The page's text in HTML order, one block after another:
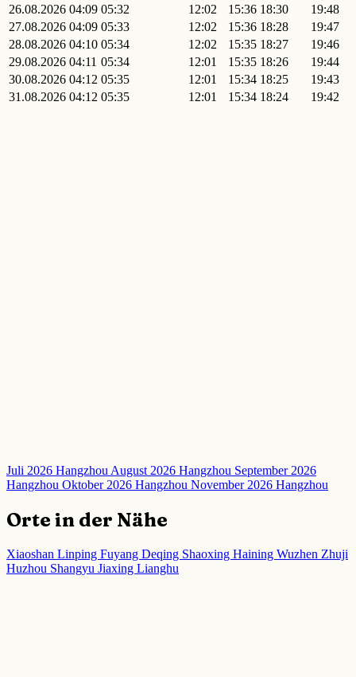
26.08.2026 04:09 05:32 12:02 15:36 18:30
19:48
27.08.2026 04:09 05:33 12:02 15:36 18:28
19:47
28.08.2026 04:10 05:34 12:02 15:35 18:27
19:46
29.08.2026 04:11 05:34 12:01 15:35 18:26
19:44
30.08.2026 04:12 05:35 12:01 15:34 18:25
19:43
31.08.2026 04:12 05:35 12:01 15:34 18:24 19:42
Juli 2026 HangzhouAugust 2026 Hangzhou September 2026
Hangzhou Oktober 2026 Hangzhou November 2026 Hangzhou
Orte in der Nähe
Xiaoshan Linping Fuyang Deqing Shaoxing Haining Wuzhen Zhuji
Huzhou Shangyu Jiaxing Lianghu